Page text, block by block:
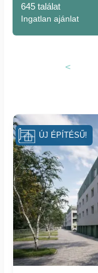
<
ÚJ ÉPÍTÉSŰ!
645 találat
Ingatlan ajánlat